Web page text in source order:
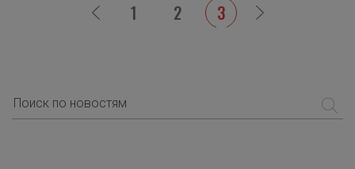
1 2 3